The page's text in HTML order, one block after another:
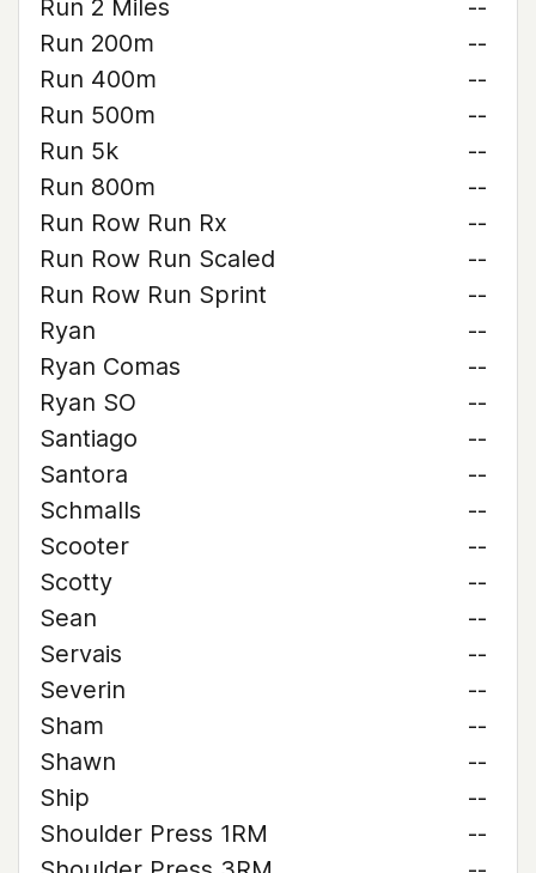
Run 2 Miles
--
Run 200m
--
Run 400m
--
Run 500m
--
Run 5k
--
Run 800m
--
Run Row Run Rx
--
Run Row Run Scaled
--
Run Row Run Sprint
--
Ryan
--
Ryan Comas
--
Ryan SO
--
Santiago
--
Santora
--
Schmalls
--
Scooter
--
Scotty
--
Sean
--
Servais
--
Severin
--
Sham
--
Shawn
--
Ship
--
Shoulder Press 1RM
--